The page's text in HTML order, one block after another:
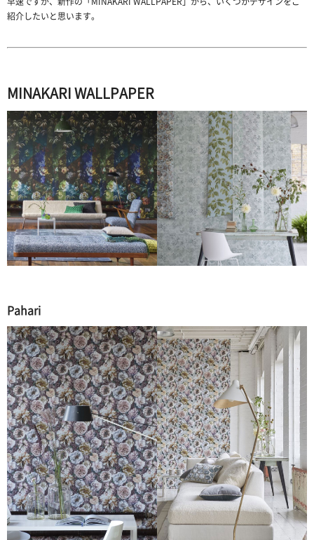
紹介したいと思います。
MINAKARI WALLPAPER
Pahari